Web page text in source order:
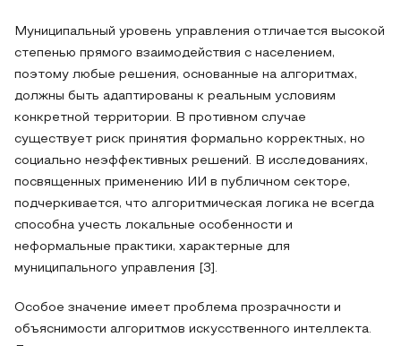
Муниципальный уровень управления отличается высокой
степенью прямого взаимодействия с населением,
поэтому любые решения, основанные на алгоритмах,
должны быть адаптированы к реальным условиям
конкретной территории. В противном случае
существует риск принятия формально корректных, но
социально неэффективных решений. В исследованиях,
посвященных применению ИИ в публичном секторе,
подчеркивается, что алгоритмическая логика не всегда
способна учесть локальные особенности и
неформальные практики, характерные для
муниципального управления [3].
Особое значение имеет проблема прозрачности и
объяснимости алгоритмов искусственного интеллекта.